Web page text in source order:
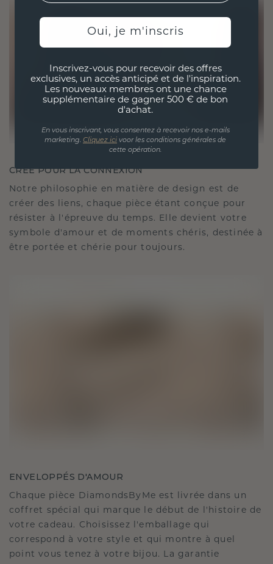
CRÉÉ POUR LA CONNEXION
Notre philosophie en matière de design est de
créer des liens, chaque pièce étant conçue pour
résister à l'épreuve du temps. Elle devient votre
symbole d'amour et de moments chéris, destinée à
être portée et chérie pour toujours.
ENVELOPPÉS D'AMOUR
Chaque pièce DiamondsByMe est livrée dans un
coffret spécial qui marque le début de l'histoire de
votre cadeau. Choisissez l'emballage qui
correspond à votre style et qui montre à quel
point vous tenez à votre bijou. La garantie
Oui, je m'inscris
Inscrivez-vous pour recevoir des offres
exclusives, un accès anticipé et de l'inspiration.
Les nouveaux membres ont une chance
supplémentaire de gagner 500 € de bon
d'achat.
En vous inscrivant, vous consentez à recevoir nos e-mails
marketing. Cliquez ici voor les conditions générales de
cette opération.